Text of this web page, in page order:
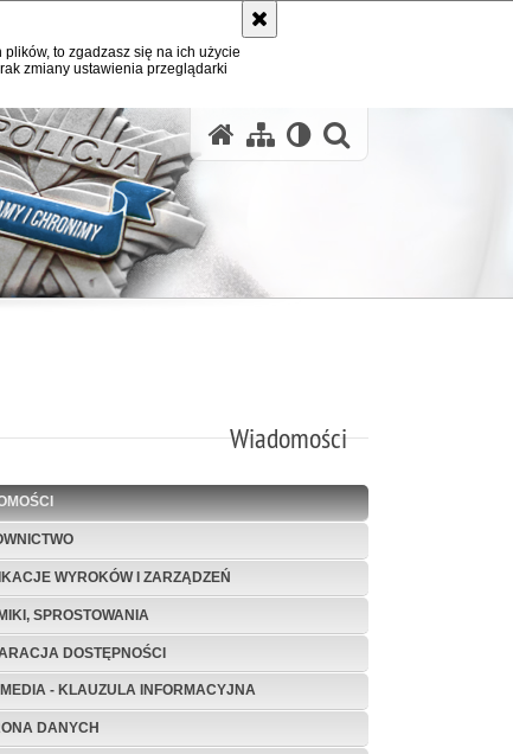
to zgadzasz się na ich użycie
zmiany ustawienia przeglądarki
Wiadomości
WYROKÓW I ZARZĄDZEŃ
SPROSTOWANIA
DOSTĘPNOŚCI
- KLAUZULA INFORMACYJNA
DANYCH